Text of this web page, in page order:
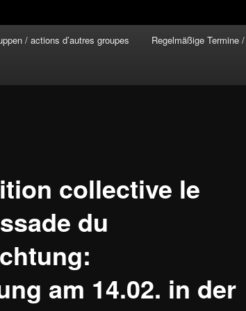
/ actions d’autres groupes Regelmäßige Termine
collective le
du
am 14.02. in der